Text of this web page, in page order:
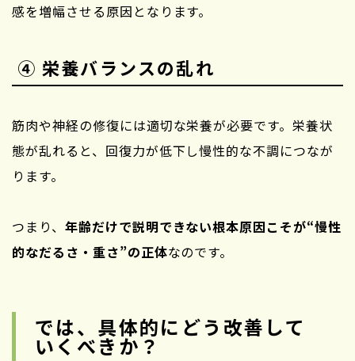
感を増幅させる原因となります。
④ 栄養バランスの乱れ
筋肉や神経の修復には適切な栄養が必要です。栄養状
態が乱れると、回復力が低下し慢性的な不調につなが
ります。
つまり、 年齢だけで説明できない根本原因こそが“慢性
的なだるさ・重さ”の正体なのです。
では、具体的にどう改善して
いくべきか？